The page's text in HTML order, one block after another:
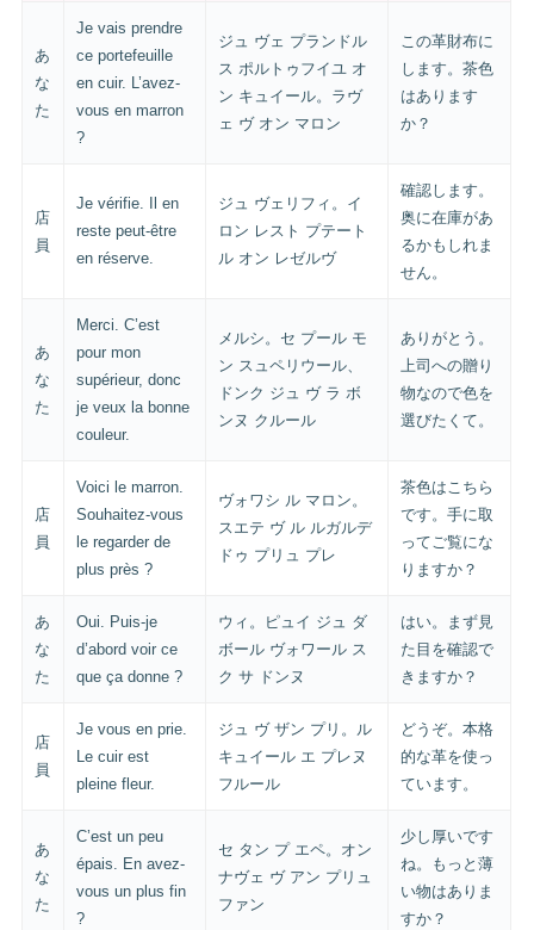
あ
な
た
Je vais prendre
ce portefeuille
en cuir. L’avez-
vous en marron
?
ジュ ヴェ プランドル
ス ポルトゥフイユ オ
ン キュイール。ラヴ
ェ ヴ オン マロン
この革財布に
します。茶色
はあります
か？
店
員
Je vérifie. Il en
reste peut-être
en réserve.
ジュ ヴェリフィ。イ
ロン レスト プテート
ル オン レゼルヴ
確認します。
奥に在庫があ
るかもしれま
せん。
あ
な
た
Merci. C’est
pour mon
supérieur, donc
je veux la bonne
couleur.
メルシ。セ プール モ
ン スュペリウール、
ドンク ジュ ヴ ラ ボ
ンヌ クルール
ありがとう。
上司への贈り
物なので色を
選びたくて。
店
員
Voici le marron.
Souhaitez-vous
le regarder de
plus près ?
ヴォワシ ル マロン。
スエテ ヴ ル ルガルデ
ドゥ プリュ プレ
茶色はこちら
です。手に取
ってご覧にな
りますか？
あ
な
た
Oui. Puis-je
d’abord voir ce
que ça donne ?
ウィ。ピュイ ジュ ダ
ボール ヴォワール ス
ク サ ドンヌ
はい。まず見
た目を確認で
きますか？
店
員
Je vous en prie.
Le cuir est
pleine fleur.
ジュ ヴ ザン プリ。ル
キュイール エ プレヌ
フルール
どうぞ。本格
的な革を使っ
ています。
あ
な
た
C’est un peu
épais. En avez-
vous un plus fin
?
セ タン プ エペ。オン
ナヴェ ヴ アン プリュ
ファン
少し厚いです
ね。もっと薄
い物はありま
すか？